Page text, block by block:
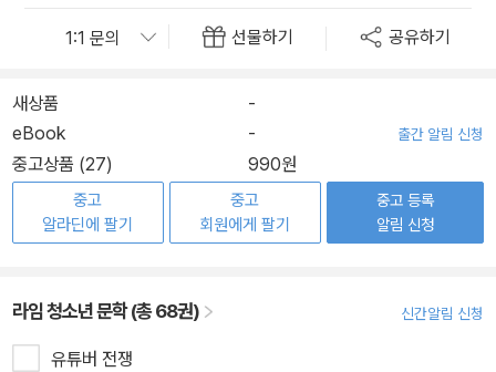
선물하기 공유하기
새상품
-
eBook
- 출간 알림 신청
중고상품 (27) 990원
중고
알라딘에 팔기
중고
회원에게 팔기
중고 등록
알림 신청
라임 청소년 문학 (총 68권) 신간알림 신청
유튜버 전쟁